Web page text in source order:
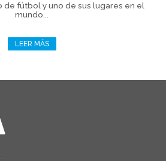
de fútbol y uno de sus lugares en el
mundo...
LEER MÁS